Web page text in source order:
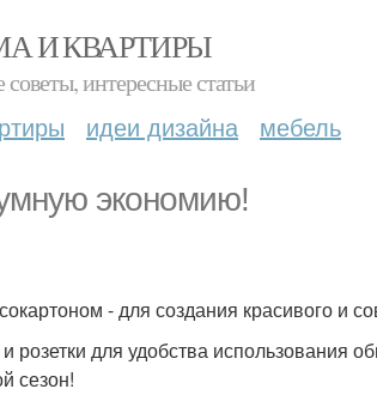
И КВАРТИРЫ
интересные статьи
идеи дизайна мебель
экономию!
- для создания красивого и
для удобства использования
сезон!